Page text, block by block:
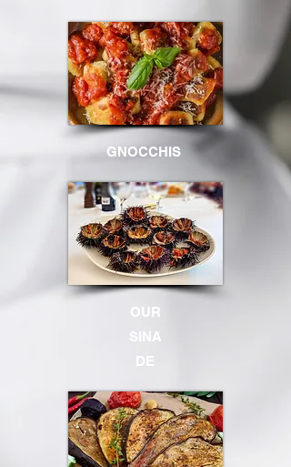
GNOCCHIS
OUR
SINA
DE